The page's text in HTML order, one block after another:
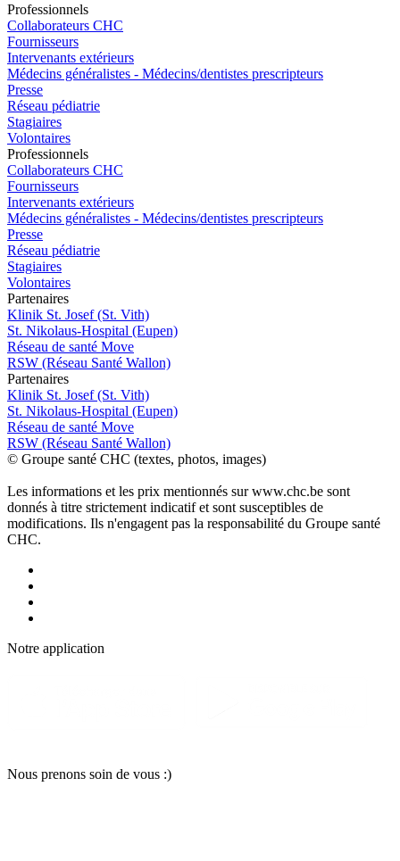
Professionnels
Collaborateurs CHC
Fournisseurs
Intervenants extérieurs
Médecins généralistes - Médecins/dentistes prescripteurs
Presse
Réseau pédiatrie
Stagiaires
Volontaires
Professionnels
Collaborateurs CHC
Fournisseurs
Intervenants extérieurs
Médecins généralistes - Médecins/dentistes prescripteurs
Presse
Réseau pédiatrie
Stagiaires
Volontaires
Partenaires
Klinik St. Josef (St. Vith)
St. Nikolaus-Hospital (Eupen)
Réseau de santé Move
RSW (Réseau Santé Wallon)
Partenaires
Klinik St. Josef (St. Vith)
St. Nikolaus-Hospital (Eupen)
Réseau de santé Move
RSW (Réseau Santé Wallon)
© Groupe santé CHC (textes, photos, images)
Les informations et les prix mentionnés sur www.chc.be sont
donnés à titre strictement indicatif et sont susceptibles de
modifications. Ils n'engagent pas la responsabilité du Groupe santé
CHC.
Notre application
Nous prenons soin de vous :)